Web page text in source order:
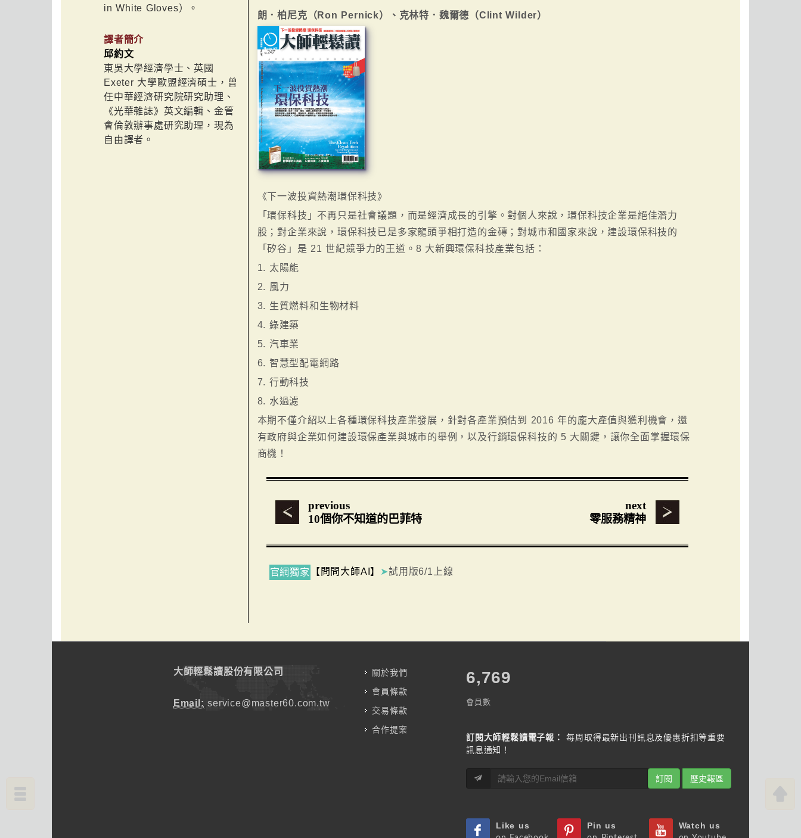
in White Gloves）。
譯者簡介
邱約文
東吳大學經濟學士、英國
Exeter 大學歐盟經濟碩士，曾
任中華經濟研究院研究助理、
《光華雜誌》英文編輯、金管
會倫敦辦事處研究助理，現為
自由譯者。
朗．柏尼克（Ron Pernick）、克林特．魏爾德（Clint Wilder）
《下一波投資熱潮環保科技》
「環保科技」不再只是社會議題，而是經濟成長的引擎。對個人來說，環保科技企業是絕佳潛力
股；對企業來說，環保科技已是多家龍頭爭相打造的金磚；對城市和國家來說，建設環保科技的
「矽谷」是 21 世紀競爭力的王道。8 大新興環保科技產業包括：
1. 太陽能
2. 風力
3. 生質燃料和生物材料
4. 綠建築
5. 汽車業
6. 智慧型配電網路
7. 行動科技
8. 水過濾
本期不僅介紹以上各種環保科技產業發展，針對各產業預估到 2016 年的龐大產值與獲利機會，還
有政府與企業如何建設環保產業與城市的舉例，以及行銷環保科技的 5 大關鍵，讓你全面掌握環保
商機！
previous
10個你不知道的巴菲特
next
零服務精神
官網獨家 【問問大師AI】 ➤試用版6/1上線
大師輕鬆讀股份有限公司
Email: service@master60.com.tw
關於我們
會員條款
交易條款
合作提案
7,787
會員數
訂閱大師輕鬆讀電子報：
每周取得最新出刊訊息及優惠折扣等重要
訊息通知！
訂閱 歷史報區
Like us Pin us Watch us